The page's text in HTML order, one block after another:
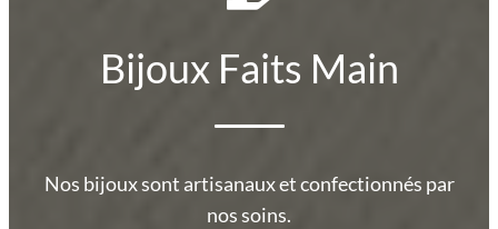
Bijoux Faits Main
Nos bijoux sont artisanaux et confectionnés par
nos soins.